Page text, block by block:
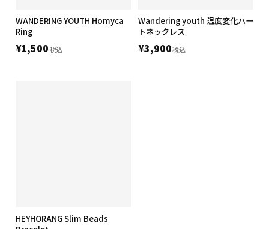
WANDERING YOUTH Homyca
Ring
¥1,500税込
Wandering youth 温度変化ハー
トネックレス
¥3,900税込
HEYHORANG Slim Beads